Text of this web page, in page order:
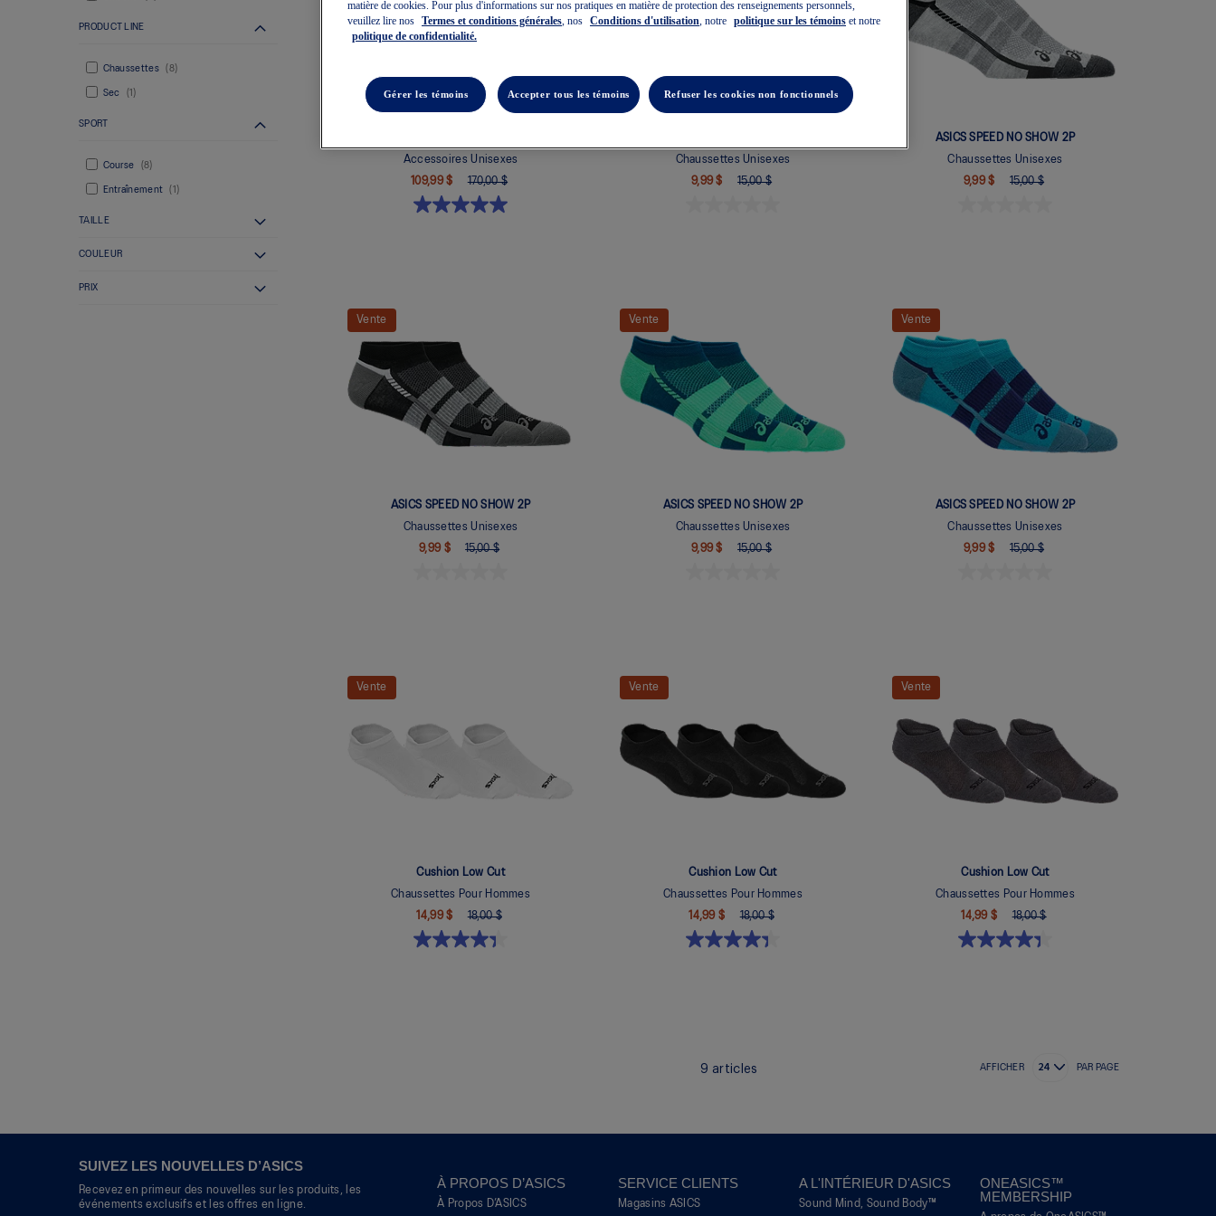
Accessoires Unisexes
109,99 $
170,00 $
Chaussettes Unisexes
9,99 $
15,00 $
ASICS SPEED NO SHOW 2P
Chaussettes Unisexes
9,99 $
15,00 $
Vente
ASICS SPEED NO SHOW 2P
Chaussettes Unisexes
9,99 $
15,00 $
Vente
ASICS SPEED NO SHOW 2P
Chaussettes Unisexes
9,99 $
15,00 $
Vente
ASICS SPEED NO SHOW 2P
Chaussettes Unisexes
9,99 $
15,00 $
Vente
Cushion Low Cut
Chaussettes Pour Hommes
14,99 $
18,00 $
Vente
Cushion Low Cut
Chaussettes Pour Hommes
14,99 $
18,00 $
Vente
Cushion Low Cut
Chaussettes Pour Hommes
14,99 $
18,00 $
9 articles AFFICHER PAR PAGE
PRODUCT LINE
Chaussettes 8
Sec 1
SPORT
Course 8
Entraînement 1
TAILLE
COULEUR
PRIX
SUIVEZ LES NOUVELLES D’ASICS
Recevez en primeur des nouvelles sur les produits, les
événements exclusifs et les offres en ligne.
À PROPOS D’ASICS
À Propos D’ASICS
SERVICE CLIENTS
Magasins ASICS
A L'INTÉRIEUR D'ASICS
Sound Mind, Sound Body™
ONEASICS™
MEMBERSHIP
matière de cookies. Pour plus d'informations sur nos pratiques en matière de protection des renseignements personnels,
veuillez lire nos
Termes et conditions générales , nos Conditions d'utilisation , notre politique sur les témoins et notre
politique de confidentialité.
Refuser les cookies non fonctionnels
Accepter tous les témoins
Gérer les témoins